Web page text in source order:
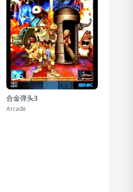
合金弹头3
Arcade